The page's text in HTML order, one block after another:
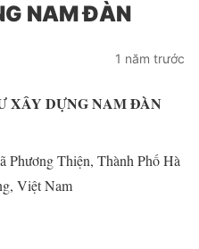
NAM ĐÀN
1 năm trước
XÂY DỰNG NAM ĐÀN
Phương Thiện, Thành Phố Hà
Việt Nam